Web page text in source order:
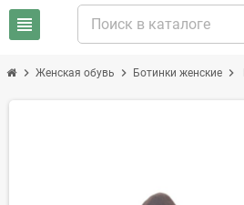
view_headline
chevron_right Женская обувь chevron_right Ботинки женские chevron_right